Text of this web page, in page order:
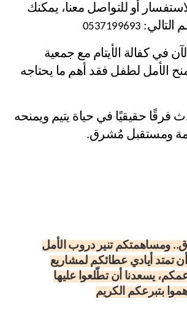
التالي: 0537199693
ومستقبل مُشرق.
ومساهمتكم تنير دروب الأمل
تمتد أيادي عطائكم لمشاريع
يسعدنا أن تطّلعوا عليها
بتبرعكم الكريم